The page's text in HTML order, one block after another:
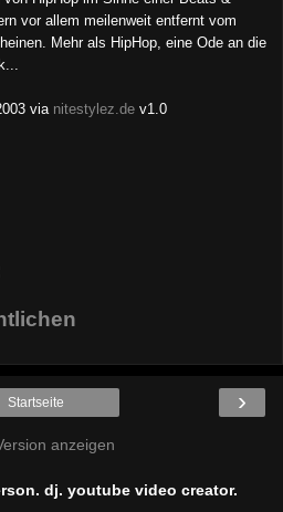
vor allem meilenweit entfernt vom
Mehr als HipHop, eine Ode an die
via nitestylez.de v1.0
›
Startseite
anzeigen
dj. youtube video creator.